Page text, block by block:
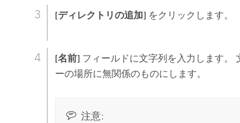
[ディレクトリの追加] をクリックします。
[名前] フィールドに文字列を入力します。
ーの場所に無関係のものにします。
注意: